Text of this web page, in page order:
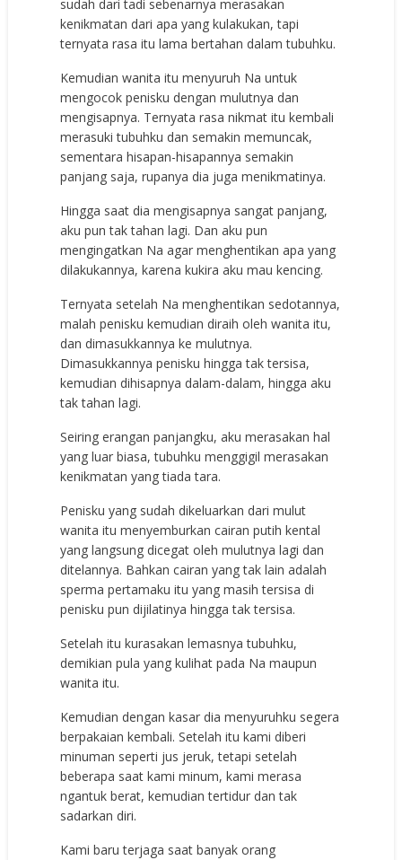
sudah dari tadi sebenarnya merasakan
kenikmatan dari apa yang kulakukan, tapi
ternyata rasa itu lama bertahan dalam tubuhku.
Kemudian wanita itu menyuruh Na untuk
mengocok penisku dengan mulutnya dan
mengisapnya. Ternyata rasa nikmat itu kembali
merasuki tubuhku dan semakin memuncak,
sementara hisapan-hisapannya semakin
panjang saja, rupanya dia juga menikmatinya.
Hingga saat dia mengisapnya sangat panjang,
aku pun tak tahan lagi. Dan aku pun
mengingatkan Na agar menghentikan apa yang
dilakukannya, karena kukira aku mau kencing.
Ternyata setelah Na menghentikan sedotannya,
malah penisku kemudian diraih oleh wanita itu,
dan dimasukkannya ke mulutnya.
Dimasukkannya penisku hingga tak tersisa,
kemudian dihisapnya dalam-dalam, hingga aku
tak tahan lagi.
Seiring erangan panjangku, aku merasakan hal
yang luar biasa, tubuhku menggigil merasakan
kenikmatan yang tiada tara.
Penisku yang sudah dikeluarkan dari mulut
wanita itu menyemburkan cairan putih kental
yang langsung dicegat oleh mulutnya lagi dan
ditelannya. Bahkan cairan yang tak lain adalah
sperma pertamaku itu yang masih tersisa di
penisku pun dijilatinya hingga tak tersisa.
Setelah itu kurasakan lemasnya tubuhku,
demikian pula yang kulihat pada Na maupun
wanita itu.
Kemudian dengan kasar dia menyuruhku segera
berpakaian kembali. Setelah itu kami diberi
minuman seperti jus jeruk, tetapi setelah
beberapa saat kami minum, kami merasa
ngantuk berat, kemudian tertidur dan tak
sadarkan diri.
Kami baru terjaga saat banyak orang